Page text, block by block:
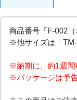
商品番号「F-002
※他サイズは「TM-
※納期に、約1週間
※パッケージは予